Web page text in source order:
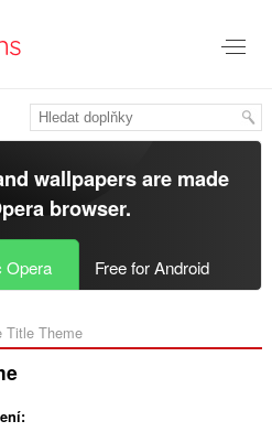
wallpapers are made
browser.
Opera Free for Android
Title Theme‎